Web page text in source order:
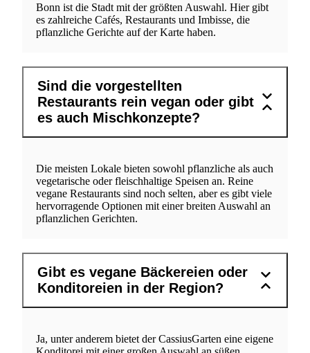
Bonn ist die Stadt mit der größten Auswahl. Hier gibt
es zahlreiche Cafés, Restaurants und Imbisse, die
pflanzliche Gerichte auf der Karte haben.
Sind die vorgestellten
Restaurants rein vegan oder gibt
es auch Mischkonzepte?
Die meisten Lokale bieten sowohl pflanzliche als auch
vegetarische oder fleischhaltige Speisen an. Reine
vegane Restaurants sind noch selten, aber es gibt viele
hervorragende Optionen mit einer breiten Auswahl an
pflanzlichen Gerichten.
Gibt es vegane Bäckereien oder
Konditoreien in der Region?
Ja, unter anderem bietet der CassiusGarten eine eigene